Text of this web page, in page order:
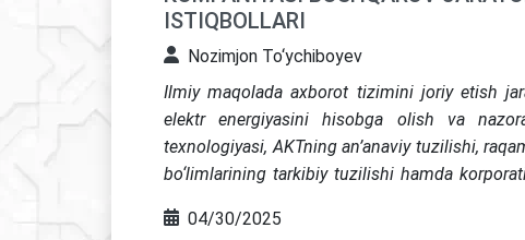
ISTIQBOLLARI
Nozimjon To‘ychiboyev
Ilmiy maqolada axborot tizimini joriy etish
elektr energiyasini hisobga olish va
texnologiyasi, AKTning an’anaviy tuzilishi,
bo‘limlarining tarkibiy tuzilishi hamda
amalga oshirish uchun shu sohadagi
04/30/2025